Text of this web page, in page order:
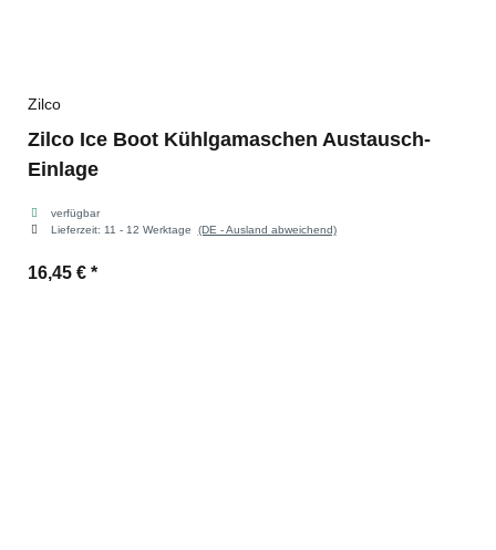
Zilco
Zilco Ice Boot Kühlgamaschen Austausch-
Einlage
verfügbar
Lieferzeit: 11 - 12 Werktage (DE - Ausland abweichend)
16,45 € *